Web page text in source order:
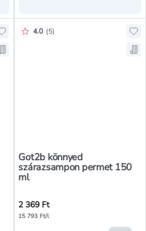
Hozzáadás a kedvencekhez,
Mentés a bevásárló listára,
Got2b könnyed
szárazsampon permet 150
ml
Értékelés pontszáma:
4.0 (5)
2 369 Ft
15 793 Ft/l